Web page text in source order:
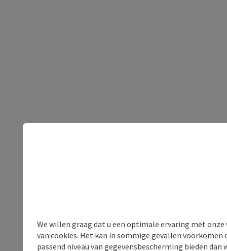
We willen graag dat u een optimale ervaring met
van cookies. Het kan in sommige gevallen voorkomen
passend niveau van gegevensbescherming bieden